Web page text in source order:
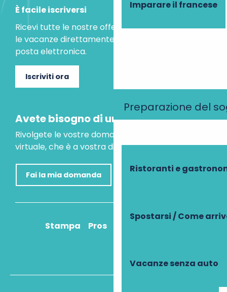
Imparare il francese
Preparazione del
Ristoranti e
Spostarsi / Come
Vacanze senza auto
È facile iscriversi
Ricevi tutte le nostre offerte speciali e le idee per
le vacanze direttamente nella tua casella di
posta elettronica.
Iscriviti ora
Avete bisogno di un consiglio?
Rivolgete le vostre domande al nostro assistente
virtuale, che è a vostra disposizione per aiutarvi.
Fai la mia domanda
Stampa Pros